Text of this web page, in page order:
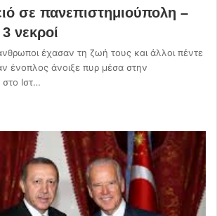
σε πανεπιστημιούπολη –
νεκροί
έχασαν τη ζωή τους και άλλοι πέντε
ένοπλος άνοιξε πυρ μέσα στην
Ιστ…